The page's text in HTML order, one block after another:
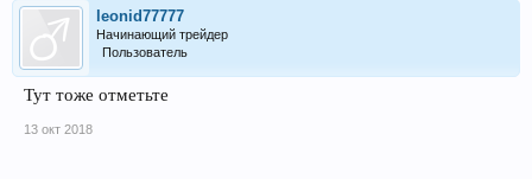
leonid77777
Начинающий трейдер
Пользователь
Тут тоже отметьте
13 окт 2018